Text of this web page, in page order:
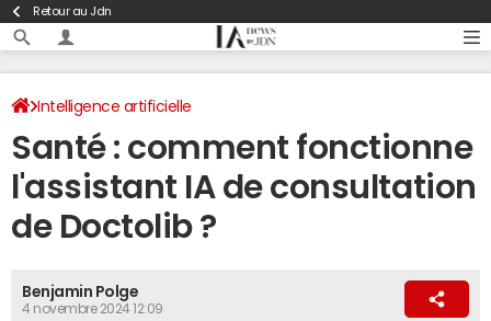
Retour au Jdn
Intelligence artificielle
Santé : comment fonctionne
l'assistant IA de consultation
de Doctolib ?
Benjamin Polge
4 novembre 2024 12:09